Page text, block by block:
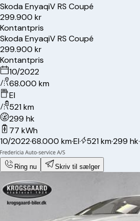
SkodaEnyaqiV RS Coupé
299.900 kr
Kontantpris
SkodaEnyaqiV RS Coupé
299.900 kr
Kontantpris
10/2022
68.000 km
El
521 km
299 hk
77 kWh
10/2022·68.000 km·El· 521 km·299 hk·
Ring nu Skriv til sælger